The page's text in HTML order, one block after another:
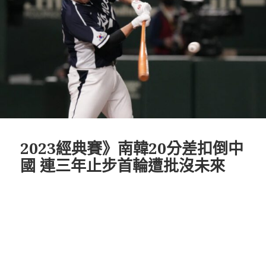
2023經典賽》南韓20分差扣倒中
國 連三年止步首輪遭批沒未來